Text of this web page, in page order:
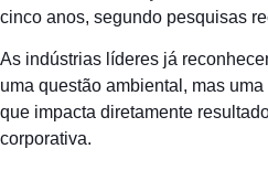
cinco anos, segundo pesquisas
As indústrias líderes já
uma questão ambiental, mas
que impacta diretamente
corporativa.